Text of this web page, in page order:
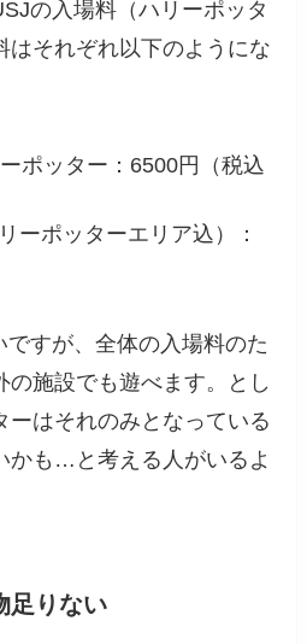
の入場料（ハリーポッタ
はそれぞれ以下のようにな
ポッター：6500円（税込
ーポッターエリア込）：
すが、全体の入場料のた
の施設でも遊べます。とし
ーはそれのみとなっている
かも…と考える人がいるよ
足りない